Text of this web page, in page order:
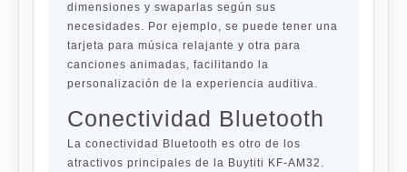
dimensiones y swaparlas según sus
necesidades. Por ejemplo, se puede tener una
tarjeta para música relajante y otra para
canciones animadas, facilitando la
personalización de la experiencia auditiva.
Conectividad Bluetooth
La conectividad Bluetooth es otro de los
atractivos principales de la Buytiti KF-AM32.